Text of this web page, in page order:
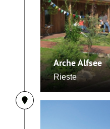
Arche Alfsee
Rieste